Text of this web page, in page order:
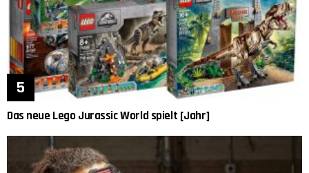
Das neue Lego Jurassic World spielt [Jahr]